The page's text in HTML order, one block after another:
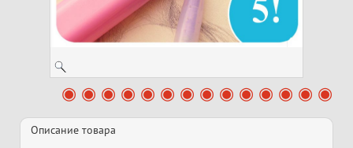
Описание товара